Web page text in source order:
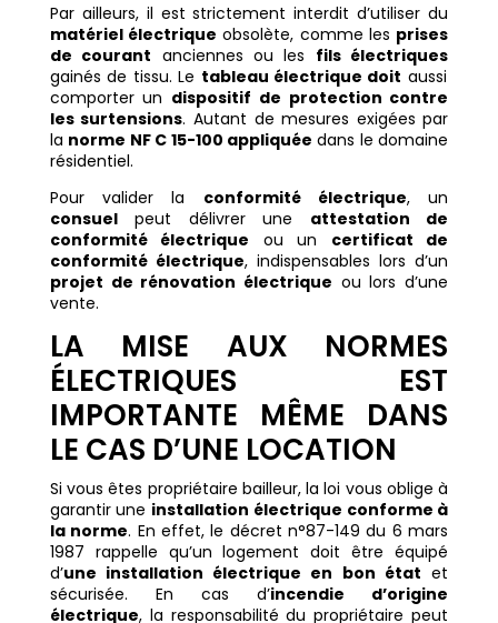
Par ailleurs, il est strictement interdit d’utiliser du
matériel électrique obsolète, comme les prises
de courant anciennes ou les fils électriques
gainés de tissu. Le tableau électrique doit aussi
comporter un dispositif de protection contre
les surtensions. Autant de mesures exigées par
la norme NF C 15-100 appliquée dans le domaine
résidentiel.
Pour valider la conformité électrique, un
consuelpeut délivrer une attestation de
conformité électrique ou un certificat de
conformité électrique, indispensables lors d’un
projet de rénovation électrique ou lors d’une
vente.
LA MISE AUX NORMES
ÉLECTRIQUES EST
IMPORTANTE MÊME DANS
LE CAS D’UNE LOCATION
Si vous êtes propriétaire bailleur, la loi vous oblige à
garantir une installation électrique conforme à
la norme. En effet, le décret n°87-149 du 6 mars
1987 rappelle qu’un logement doit être équipé
d’une installation électrique en bon état et
sécurisée. En cas d’incendie d’origine
électrique, la responsabilité du propriétaire peut